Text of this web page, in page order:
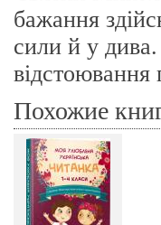
бажання
сили й у
Похожие